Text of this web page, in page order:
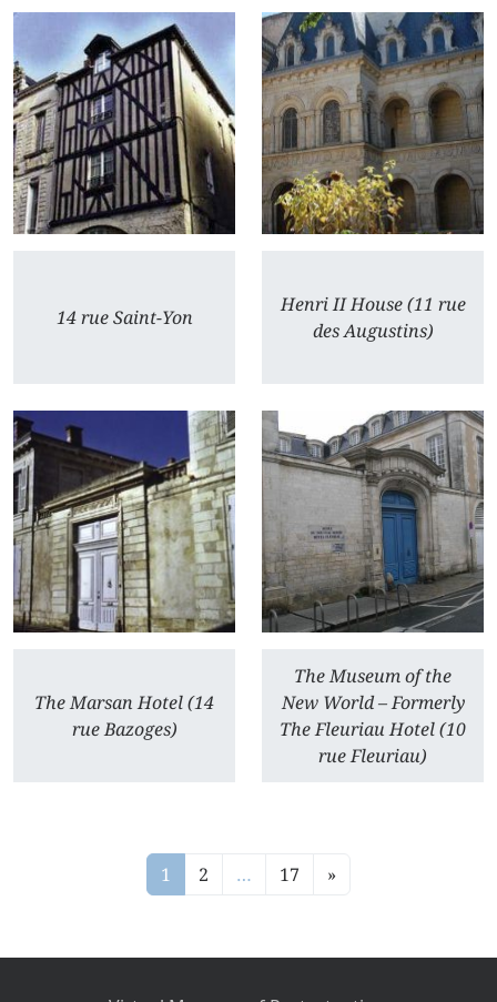
14 rue Saint-Yon
Henri II House (11 rue
des Augustins)
The Marsan Hotel (14
rue Bazoges)
The Museum of the
New World – Formerly
The Fleuriau Hotel (10
rue Fleuriau)
1 2 … 17 »